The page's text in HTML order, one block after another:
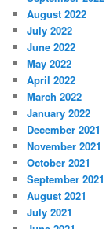
August 2022
July 2022
June 2022
May 2022
April 2022
March 2022
January 2022
December 2021
November 2021
October 2021
September 2021
August 2021
July 2021